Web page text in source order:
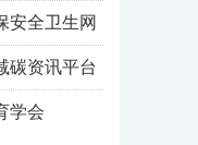
安全卫生网
碳资讯平台
学会